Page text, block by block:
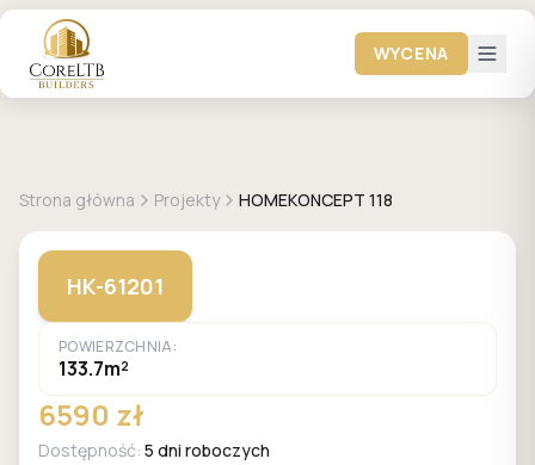
WYCENA
Strona główna Projekty HOMEKONCEPT 118
HK-61201
POWIERZCHNIA:
133.7m²
6590 zł
Dostępność: 5 dni roboczych